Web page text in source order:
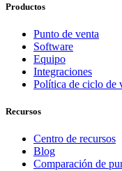
Productos
Punto de venta
Software
Equipo
Integraciones
Política de ciclo de
Recursos
Centro de recursos
Blog
Comparación de